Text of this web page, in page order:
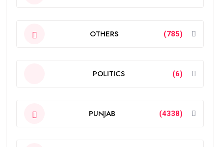
OTHERS (785)
POLITICS (6)
PUNJAB (4338)